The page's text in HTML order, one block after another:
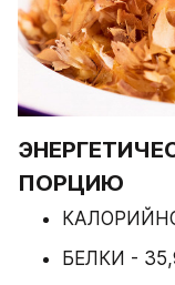
ПОРЦИЮ
БЕЛКИ -